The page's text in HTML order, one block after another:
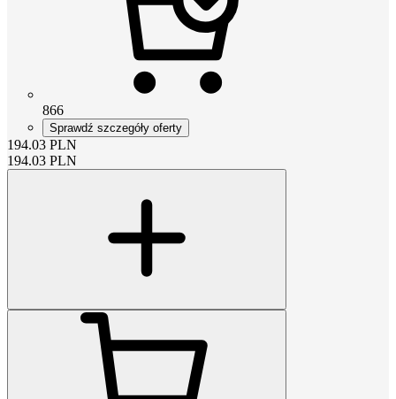
866
Sprawdź szczegóły oferty
194.03 PLN
194.03 PLN